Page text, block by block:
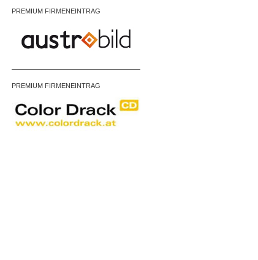
PREMIUM FIRMENEINTRAG
PREMIUM FIRMENEINTRAG